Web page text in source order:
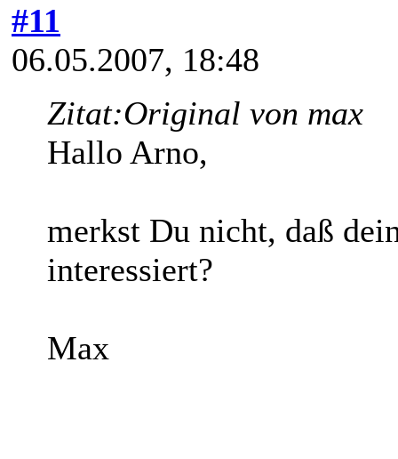
#11
06.05.2007, 18:48
Zitat:Original von max
Hallo Arno,
merkst Du nicht, daß
interessiert?
Max